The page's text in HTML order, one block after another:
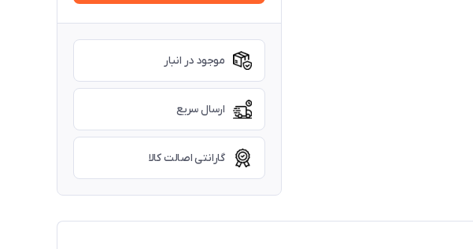
موجود در انبار
ارسال سریع
گارانتی اصالت کالا